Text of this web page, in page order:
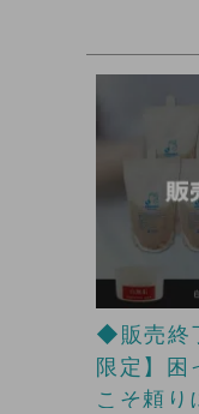
◆販売終
限定】困
こそ頼り